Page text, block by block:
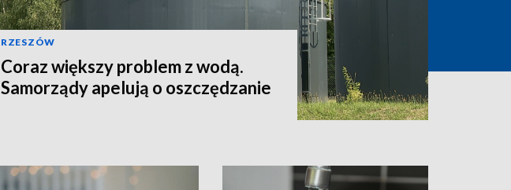
RZESZÓW
Coraz większy problem z wodą.
Samorządy apelują o oszczędzanie